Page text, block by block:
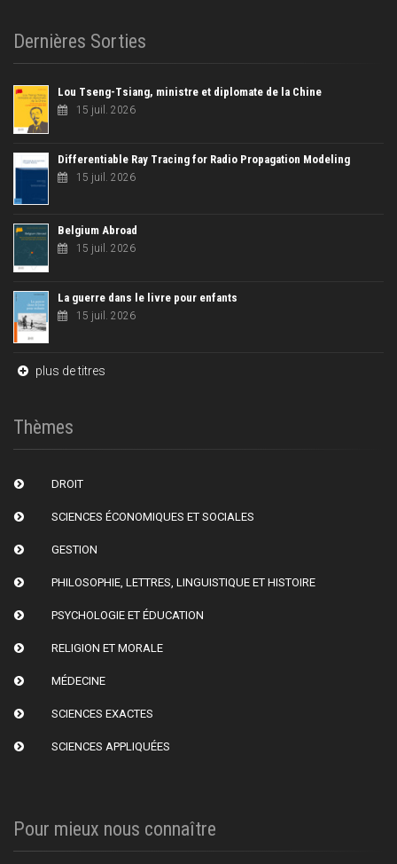
Dernières Sorties
Lou Tseng-Tsiang, ministre et diplomate de la Chine
15 juil. 2026
Differentiable Ray Tracing for Radio Propagation Modeling
15 juil. 2026
Belgium Abroad
15 juil. 2026
La guerre dans le livre pour enfants
15 juil. 2026
plus de titres
Thèmes
DROIT
SCIENCES ÉCONOMIQUES ET SOCIALES
GESTION
PHILOSOPHIE, LETTRES, LINGUISTIQUE ET HISTOIRE
PSYCHOLOGIE ET ÉDUCATION
RELIGION ET MORALE
MÉDECINE
SCIENCES EXACTES
SCIENCES APPLIQUÉES
Pour mieux nous connaître